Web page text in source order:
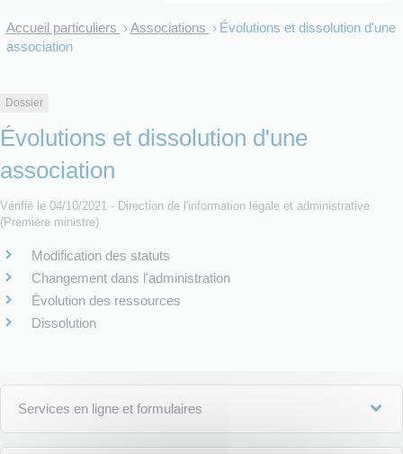
Accueil particuliers > Associations > Évolutions et dissolution d'une
association
Dossier
Évolutions et dissolution d'une
association
Vérifié le 04/10/2021 - Direction de l'information légale et administrative
(Première ministre)
Modification des statuts
Changement dans l'administration
Évolution des ressources
Dissolution
Services en ligne et formulaires